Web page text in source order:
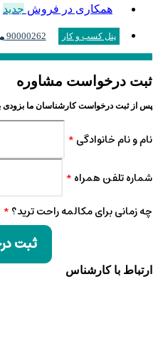
همکاری در فروش جدید
پنل کسب و کار 90000262
ثبت درخواست مشاوره
پس از ثبت درخواست کارشناسان ما
نام و نام خانوادگی *
شماره تلفن همراه *
چه زمانی برای مکالمه راحت ترید؟ *
ثبت
ارتباط با کارشناس